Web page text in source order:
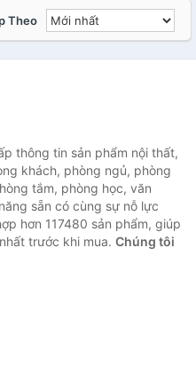
Theo
thông tin sản phẩm nội thất,
khách, phòng ngủ, phòng
tắm, phòng học, văn
sẵn có cùng sự nỗ lực
hơn 117480 sản phẩm, giúp
trước khi mua. Chúng tôi